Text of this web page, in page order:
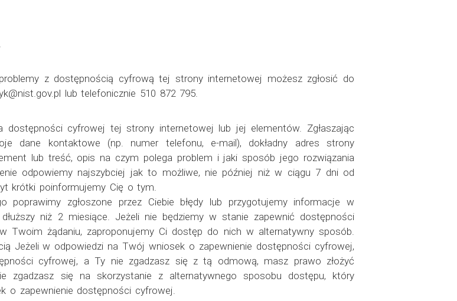
z dostępnością cyfrową tej strony internetowej możesz zgłosić do
lub telefonicznie 510 872 795.
dostępności cyfrowej tej strony internetowej lub jej elementów. Zgłaszając
dane kontaktowe (np. numer telefonu, e-mail), dokładny adres strony
lub treść, opis na czym polega problem i jaki sposób jego rozwiązania
odpowiemy najszybciej jak to możliwe, nie później niż w ciągu 7 dni od
krótki poinformujemy Cię o tym.
zgłoszone przez Ciebie błędy lub przygotujemy informacje w
niż 2 miesiące. Jeżeli nie będziemy w stanie zapewnić dostępności
Twoim żądaniu, zaproponujemy Ci dostęp do nich w alternatywny sposób.
Jeżeli w odpowiedzi na Twój wniosek o zapewnienie dostępności cyfrowej,
cyfrowej, a Ty nie zgadzasz się z tą odmową, masz prawo złożyć
zgadzasz się na skorzystanie z alternatywnego sposobu dostępu, który
o zapewnienie dostępności cyfrowej.